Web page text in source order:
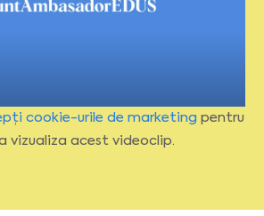
cookie-urile de marketing pentru
vizualiza acest videoclip.